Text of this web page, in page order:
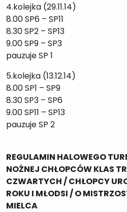
4.kolejka (29.11.14)
8.00 SP6 – SP11
8.30 SP2 – SP13
9.00 SP9 – SP3
pauzuje SP 1
5.kolejka (13.12.14)
8.00 SP1 – SP9
8.30 SP3 – SP6
9.00 SP11 – SP13
pauzuje SP 2
REGULAMIN HALOWEGO
NOŻNEJ CHŁOPCÓW KLAS
CZWARTYCH / CHŁOPCY
ROKU I MŁODSI /O
MIELCA